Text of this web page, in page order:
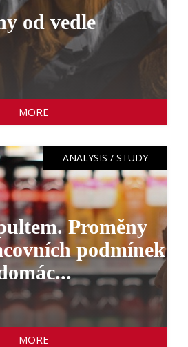
od vedle
MORE
ANALYSIS / STUDY
Proměny
podmínek
MORE